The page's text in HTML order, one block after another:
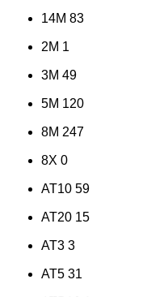
14M 83
2M 1
3M 49
5M 120
8M 247
8X 0
AT10 59
AT20 15
AT3 3
AT5 31